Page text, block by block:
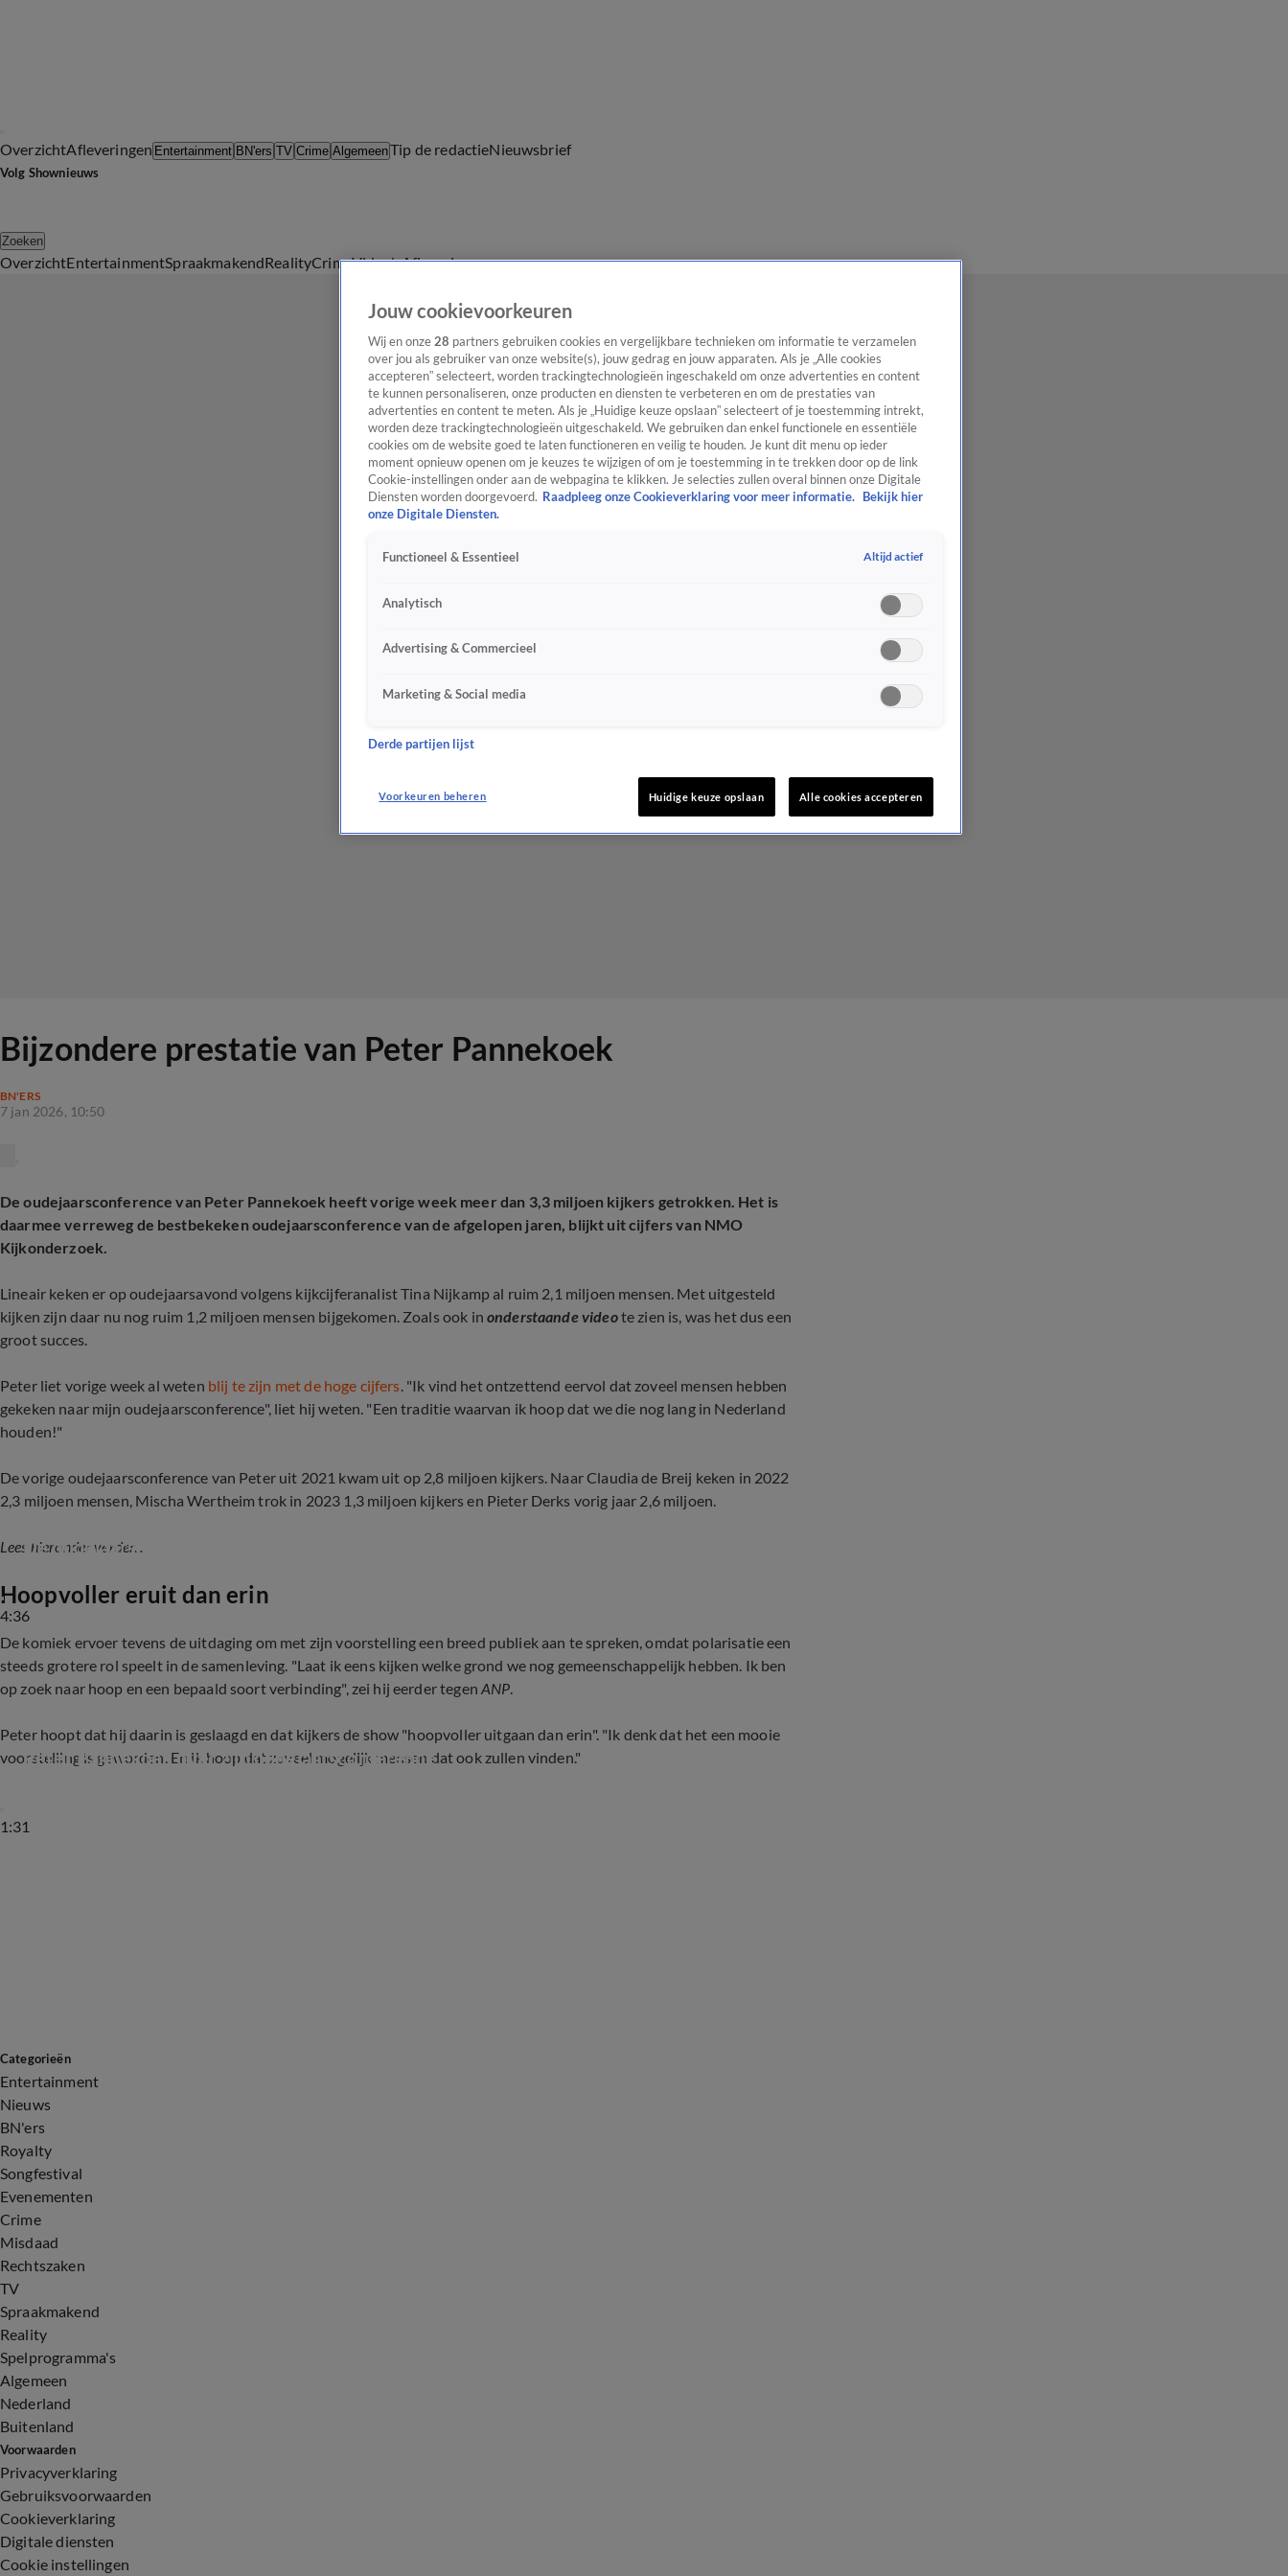
OverzichtAfleveringen Entertainment BN'ers TV Crime AlgemeenTip de redactieNieuwsbrief
Volg Shownieuws
Zoeken
OverzichtEntertainmentSpraakmakendRealityCrimeVideo'sAfleveringen
Bijzondere prestatie van Peter Pannekoek
BN'ERS
7 jan 2026, 10:50
De oudejaarsconference van Peter Pannekoek heeft vorige week meer dan 3,3 miljoen kijkers getrokken. Het is
daarmee verreweg de bestbekeken oudejaarsconference van de afgelopen jaren, blijkt uit cijfers van NMO
Kijkonderzoek.
Lineair keken er op oudejaarsavond volgens kijkcijferanalist Tina Nijkamp al ruim 2,1 miljoen mensen. Met uitgesteld
kijken zijn daar nu nog ruim 1,2 miljoen mensen bijgekomen. Zoals ook in onderstaande videote zien is, was het dus een
groot succes.
Peterliet vorige week al weten blij te zijn met de hoge cijfers. "Ik vind het ontzettend eervol dat zoveel mensen hebben
gekeken naar mijn oudejaarsconference", liet hij weten. "Een traditie waarvan ik hoop dat we die nog lang in Nederland
houden!"
De vorige oudejaarsconference van Peter uit 2021 kwam uit op 2,8 miljoen kijkers. Naar Claudia de Breij keken in 2022
2,3 miljoen mensen, Mischa Wertheim trok in 2023 1,3 miljoen kijkers en Pieter Derks vorig jaar 2,6 miljoen.
Lees hieronder verder...
4:36
De oudejaarsconference van Peter Pannekoek was een succes
Hoopvoller eruit dan erin
De komiek ervoer tevens de uitdaging om met zijn voorstelling een breed publiek aan te spreken, omdat polarisatie een
steeds grotere rol speelt in de samenleving. "Laat ik eens kijken welke grond we nog gemeenschappelijk hebben. Ik ben
op zoek naar hoop en een bepaald soort verbinding", zei hij eerder tegen ANP.
Peter hoopt dat hij daarin is geslaagd en dat kijkers de show "hoopvoller uitgaan dan erin". "Ik denk dat het een mooie
voorstelling is geworden. En ik hoop dat zoveel mogelijk mensen dat ook zullen vinden."
1:31
Peter Pannekoek over zijn oudejaarsconference
Categorieën
Entertainment
Nieuws
BN'ers
Royalty
Songfestival
Evenementen
Crime
Misdaad
Rechtszaken
TV
Spraakmakend
Reality
Spelprogramma's
Algemeen
Nederland
Buitenland
Voorwaarden
Privacyverklaring
Gebruiksvoorwaarden
Cookieverklaring
Digitale diensten
Cookie instellingen
Jouw cookievoorkeuren
Wij en onze 28 partners gebruiken cookies en vergelijkbare technieken om informatie te verzamelen
over jou als gebruiker van onze website(s), jouw gedrag en jouw apparaten. Als je „Alle cookies
accepteren” selecteert, worden trackingtechnologieën ingeschakeld om onze advertenties en content
te kunnen personaliseren, onze producten en diensten te verbeteren en om de prestaties van
advertenties en content te meten. Als je „Huidige keuze opslaan” selecteert of je toestemming intrekt,
worden deze trackingtechnologieën uitgeschakeld. We gebruiken dan enkel functionele en essentiële
cookies om de website goed te laten functioneren en veilig te houden. Je kunt dit menu op ieder
moment opnieuw openen om je keuzes te wijzigen of om je toestemming in te trekken door op de link
Cookie-instellingen onder aan de webpagina te klikken. Je selecties zullen overal binnen onze Digitale
Diensten worden doorgevoerd. Raadpleeg onze Cookieverklaring voor meer informatie.
Bekijk hier
onze Digitale Diensten.
Functioneel & Essentieel Altijd actief
Analytisch
Advertising & Commercieel
Marketing & Social media
Derde partijen lijst
Voorkeuren beheren Huidige keuze opslaan Alle cookies accepteren